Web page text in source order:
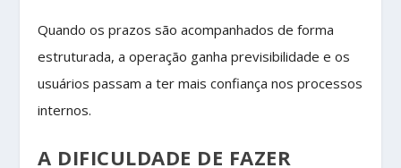
Quando os prazos são acompanhados de forma
estruturada, a operação ganha previsibilidade e os
usuários passam a ter mais confiança nos processos
internos.
A DIFICULDADE DE FAZER